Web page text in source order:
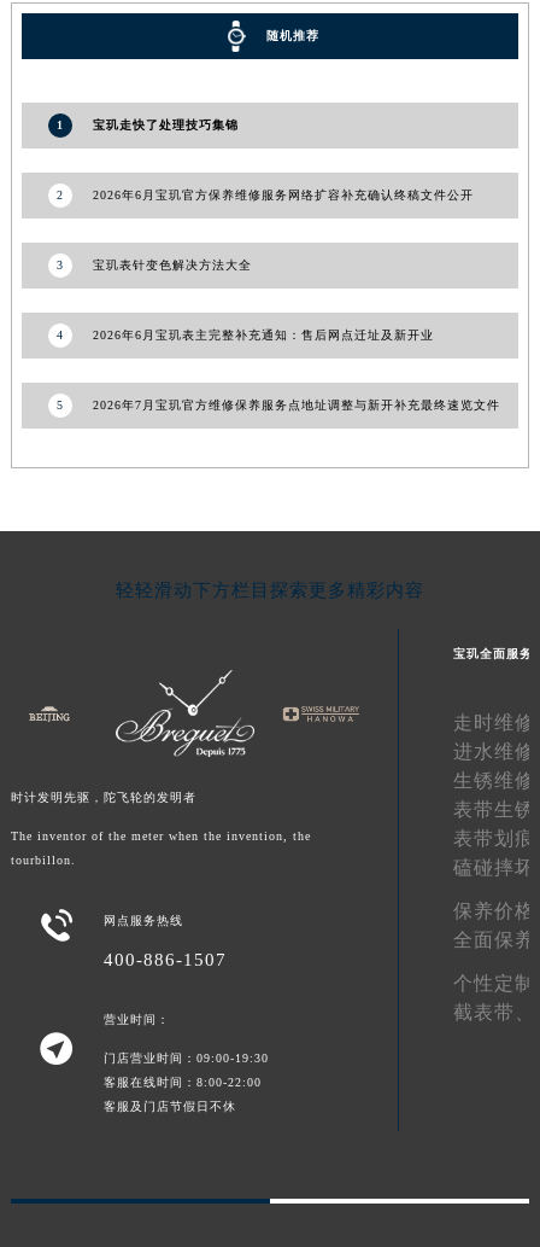
甘肃省天水市秦州区民主路宝玑售后服务中心（需提前预约）
甘肃省武威市凉州区迎宾路宝玑售后服务中心（需提前预约）
青海省果洛藏族自治州玛沁县团结路宝玑售后服务中心（需提前预约）
青海省海东市乐都区滨河路宝玑售后服务中心（需提前预约）
青海省海西蒙古族藏族自治州德令哈市柴达木路宝玑售后服务中心（需提前预约）
青海省玉树藏族自治州结古镇胜利路宝玑售后服务中心（需提前预约）
陕西省宝鸡市渭滨区经二路宝玑售后服务中心（需提前预约）
陕西省汉中市汉台区北大街宝玑售后服务中心（需提前预约）
陕西省商洛市商州区州城街宝玑售后服务中心（需提前预约）
陕西省铜川市王益区红旗街宝玑售后服务中心（需提前预约）
陕西省渭南市临渭区东风大街宝玑售后服务中心（需提前预约）
陕西省延安市宝塔区中心街宝玑售后服务中心（需提前预约）
陕西省榆林市榆阳区长兴路宝玑售后服务中心（需提前预约）
新疆维吾尔自治区阿克苏市东大街宝玑售后服务中心（需提前预约）
新疆维吾尔自治区阿拉尔市胜利大道宝玑售后服务中心（需提前预约）
新疆维吾尔自治区阿拉山口市友好路宝玑售后服务中心（需提前预约）
新疆维吾尔自治区阿图什市光明路宝玑售后服务中心（需提前预约）
新疆维吾尔自治区哈密市伊州区建国北路宝玑售后服务中心（需提前预约）
随机推荐
1 宝玑走快了处理技巧集锦
2 2026年6月宝玑官方保养维修服务网络扩容补充确认终稿文件公开
3 宝玑表针变色解决方法大全
4 2026年6月宝玑表主完整补充通知：售后网点迁址及新开业
5 2026年7月宝玑官方维修保养服务点地址调整与新开补充最终速览文件
轻轻滑动下方栏目探索更多精彩内容
时计发明先驱，陀飞轮的发明者
The inventor of the meter when the invention, the
tourbillon.
 网点服务热线
400-886-1507

营业时间：
门店营业时间：09:00-19:30
客服在线时间：8:00-22:00
客服及门店节假日不休
宝玑全面服务
走时维修
进水维修
生锈维修
表带生锈
表带划痕
磕碰摔坏
保养价格
全面保养
个性定制
截表带、